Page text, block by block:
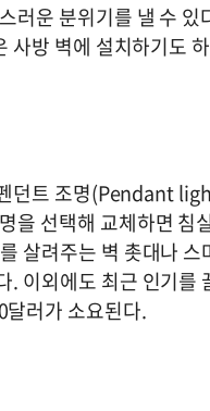
러운 분위기를 낼 수 있
방 벽에 설치하기도
던트 조명(Pendant
을 선택해 교체하면 침
살려주는 벽 촛대나
이외에도 최근 인기를
러가 소요된다.